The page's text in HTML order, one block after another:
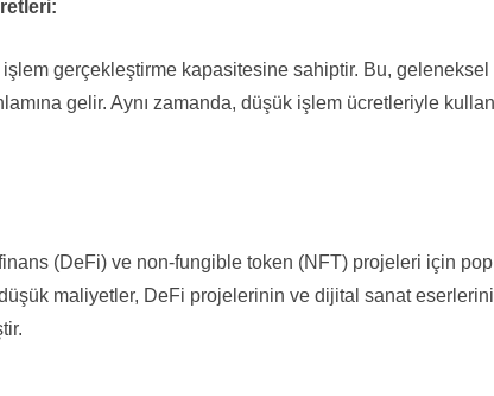
gerçekleştirme kapasitesine sahiptir. Bu,
gelir. Aynı zamanda, düşük işlem ücretleriyle
(DeFi) ve non-fungible token (NFT) projeleri için
maliyetler, DeFi projelerinin ve dijital sanat